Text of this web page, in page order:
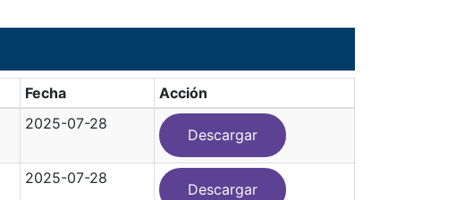
Fecha
Acción
2025-07-28
Descargar
2025-07-28
Descargar